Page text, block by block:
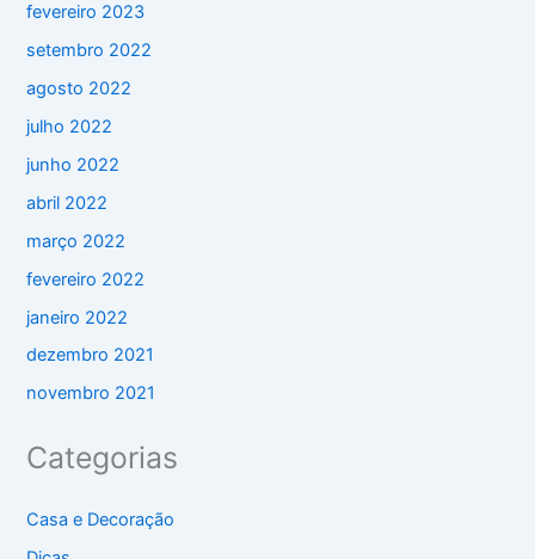
fevereiro 2023
setembro 2022
agosto 2022
julho 2022
junho 2022
abril 2022
março 2022
fevereiro 2022
janeiro 2022
dezembro 2021
novembro 2021
Categorias
Casa e Decoração